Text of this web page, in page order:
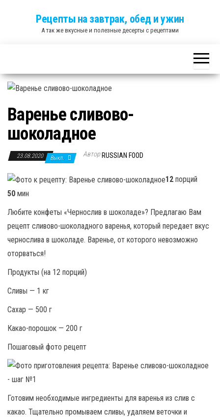
Рецепты на завтрак, обед и ужин
А так же вкусные и полезные десерты с рецептами
Варенье сливово-
шоколадное
23.08.2020 Выкл. Автор RUSSIAN FOOD
12 порций
50 мин
Любите конфеты «Чернослив в шоколаде»? Предлагаю Вам
рецепт сливово-шоколадного варенья, который передает вкус
чернослива в шоколаде. Варенье, от которого невозможно
оторваться!
Продукты (на 12 порций)
Сливы — 1 кг
Сахар — 500 г
Какао-порошок — 200 г
Пошаговый фото рецепт
Готовим необходимые ингредиенты для варенья из слив с
какао. Тщательно промываем сливы, удаляем веточки и